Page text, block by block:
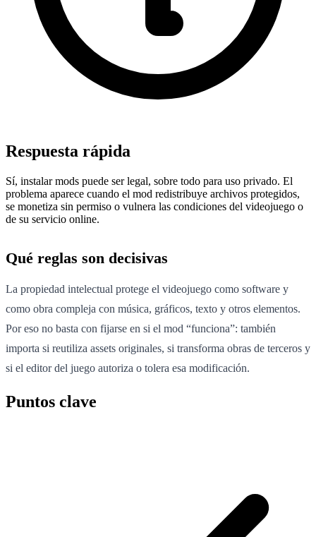
Respuesta rápida
Sí, instalar mods puede ser legal, sobre todo para uso privado. El
problema aparece cuando el mod redistribuye archivos protegidos,
se monetiza sin permiso o vulnera las condiciones del videojuego o
de su servicio online.
Qué reglas son decisivas
La propiedad intelectual protege el videojuego como software y
como obra compleja con música, gráficos, texto y otros elementos.
Por eso no basta con fijarse en si el mod “funciona”: también
importa si reutiliza assets originales, si transforma obras de terceros y
si el editor del juego autoriza o tolera esa modificación.
Puntos clave